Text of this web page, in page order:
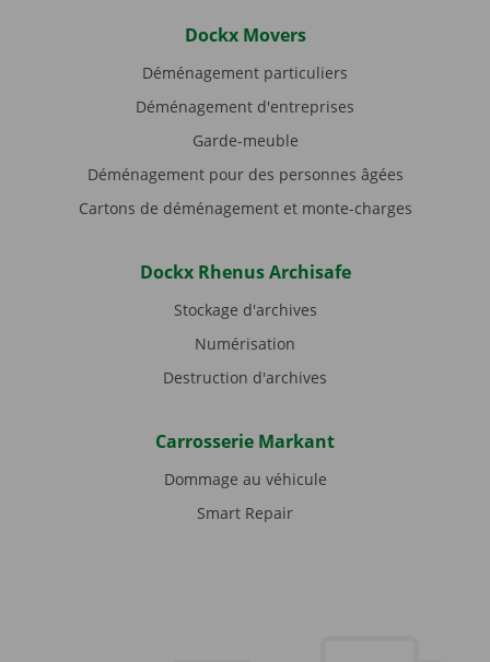
Dockx Movers
Déménagement particuliers
Déménagement d'entreprises
Garde-meuble
Déménagement pour des personnes âgées
Cartons de déménagement et monte-charges
Dockx Rhenus Archisafe
Stockage d'archives
Numérisation
Destruction d'archives
Carrosserie Markant
Dommage au véhicule
Smart Repair